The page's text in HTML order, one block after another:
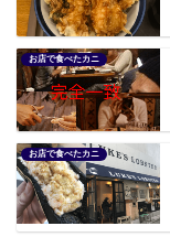
お店で食べたカニ
お店で食べたカニ